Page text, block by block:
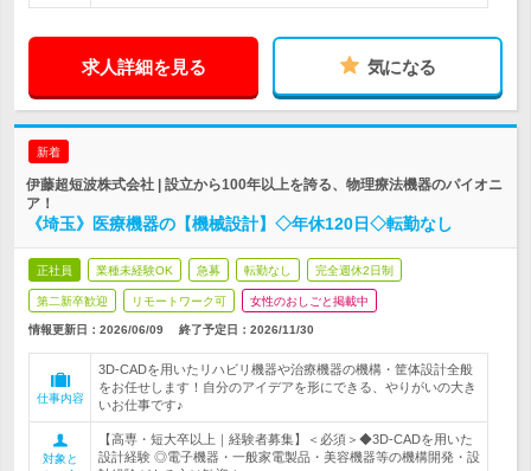
求人詳細を見る 気になる
新着
伊藤超短波株式会社 | 設立から100年以上を誇る、物理療法機器のパイオニ
ア！
《埼玉》医療機器の【機械設計】◇年休120日◇転勤なし
正社員 業種未経験OK 急募 転勤なし 完全週休2日制
第二新卒歓迎 リモートワーク可 女性のおしごと掲載中
情報更新日：2026/06/09 終了予定日： 2026/11/30
仕事内容
3D-CADを用いたリハビリ機器や治療機器の機構・筐体設計全般
をお任せします！自分のアイデアを形にできる、やりがいの大き
いお仕事です♪
対象と
【高専・短大卒以上｜経験者募集】＜必須＞◆3D-CADを用いた
設計経験 ◎電子機器・一般家電製品・美容機器等の機構開発・設